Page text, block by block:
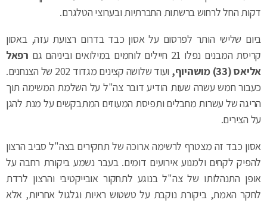
דקות החל לרחוש ברשתות החברתיות ובערוצי הטלגרם.
ביום שלישי הותר לפרסום על אסון כבד בדרום רצועת עזה, באסון
קריסת המבנים נפלו 21 חיילים לוחמים במילואים וביניהם גם
רפאל
אליאס (33) מושהיוף,
ועוד שלושה קצינים מגדוד 202 של הצנחנים.
כעבור חמש עשרה שעות הודיע דובר צה"ל על השלמת המשימה תוך
הריגה של עשרות מחבלים ותפיסת המעוזים המתבקשים על מנת להגן
על הצירים.
אסון כבד זה מצטרף לרשימה ארוכה של תחקירים בצה"ל סביב הרצון
להפיק לקחים ולמנוע אירועים דומים. בעבר נשמע ביקורת רחבה על
אופן התנהלותו של צה"ל בנוגע לתחקור אובייקטיבי והרצון לרדת
לחקר האמת, ביקורת נוקבת על טשטוש ראיות וגלגול אחריות, אלא